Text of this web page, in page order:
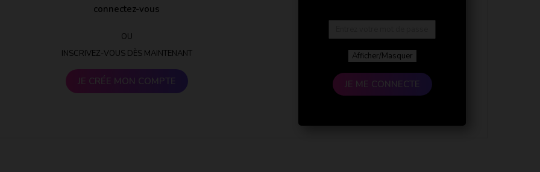
connectez-vous
OU
INSCRIVEZ-VOUS DÈS MAINTENANT
JE CRÉE MON COMPTE
Afficher/Masquer
JE ME CONNECTE